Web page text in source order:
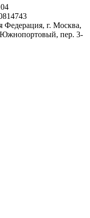
Федерация, г. Москва,
Южнопортовый, пер. 3-